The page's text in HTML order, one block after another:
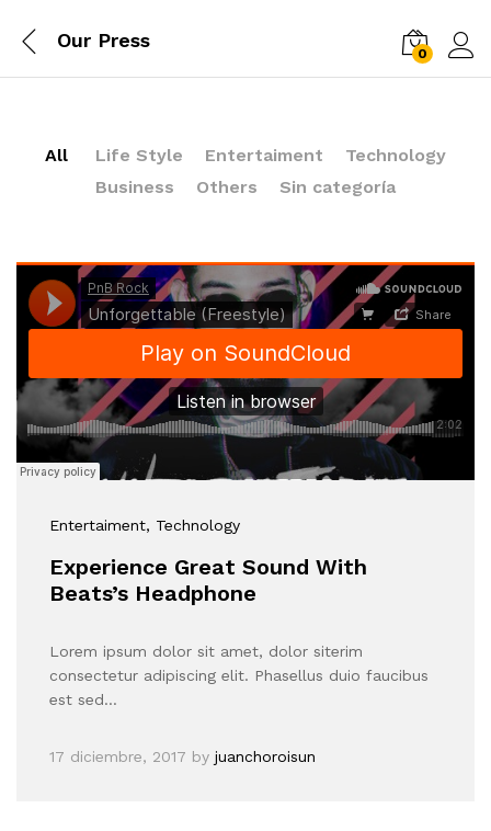
Our Press
0
All Life Style Entertaiment
Technology
Business
Others Sin categoría
Entertaiment, Technology
Experience Great Sound With
Beats’s Headphone
Lorem ipsum dolor sit amet, dolor siterim
consectetur adipiscing elit. Phasellus duio faucibus
est sed…
17 diciembre, 2017 by juanchoroisun